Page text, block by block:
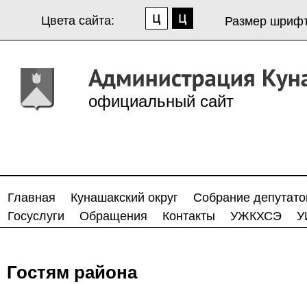
Цвета сайта: Размер
официальный сайт
Главная Кунашакский округ
Собрание
Госуслуги
Обращения Контакты УЖКХСЭ
Гостям района